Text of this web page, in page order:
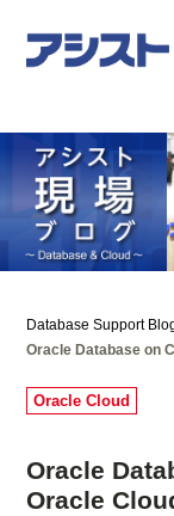
Database Support
Oracle Database on
Oracle Cloud
Oracle
Oracle